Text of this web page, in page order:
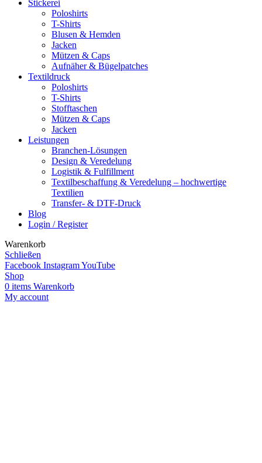
Stickerei
Poloshirts
T-Shirts
Blusen & Hemden
Jacken
Mützen & Caps
Aufnäher & Bügelpatches
Textildruck
Poloshirts
T-Shirts
Stofftaschen
Mützen & Caps
Jacken
Leistungen
Branchen-Lösungen
Design & Veredelung
Logistik & Fulfillment
Textilbeschaffung & Veredelung – hochwertige
Textilien
Transfer- & DTF-Druck
Blog
Login / Register
Warenkorb
Schließen
Facebook InstagramYouTube
Shop
0 items Warenkorb
My account